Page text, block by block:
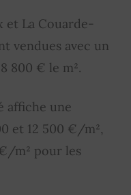
et La Couarde-
vendues avec un
800 € le m².
affiche une
et 12 500 €/m²,
m² pour les